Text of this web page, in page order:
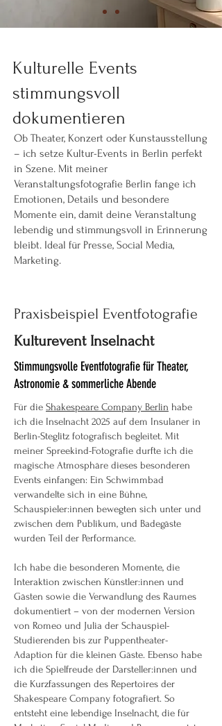
Kulturelle Events
stimmungsvoll
dokumentieren
Ob Theater, Konzert oder Kunstausstellung
– ich setze Kultur-Events in Berlin perfekt
in Szene. Mit meiner
Veranstaltungsfotografie Berlin fange ich
Emotionen, Details und besondere
Momente ein, damit deine Veranstaltung
lebendig und stimmungsvoll in Erinnerung
bleibt. Ideal für Presse, Social Media,
Marketing.
Praxisbeispiel Eventfotografie
Kulturevent Inselnacht
Stimmungsvolle Eventfotografie für Theater,
Astronomie & sommerliche Abende
Für die Shakespeare Company Berlin habe
ich die Inselnacht 2025 auf dem Insulaner in
Berlin-Steglitz fotografisch begleitet. Mit
meiner Spreekind-Fotografie durfte ich die
magische Atmosphäre dieses besonderen
Events einfangen: Ein Schwimmbad
verwandelte sich in eine Bühne,
Schauspieler:innen bewegten sich unter und
zwischen dem Publikum, und Badegäste
wurden Teil der Performance.
Ich habe die besonderen Momente, die
Interaktion zwischen Künstler:innen und
Gästen sowie die Verwandlung des Raumes
dokumentiert – von der modernen Version
von Romeo und Julia der Schauspiel-
Studierenden bis zur Puppentheater-
Adaption für die kleinen Gäste. Ebenso habe
ich die Spielfreude der Darsteller:innen und
die Kurzfassungen des Repertoires der
Shakespeare Company fotografiert. So
entsteht eine lebendige Inselnacht, die für